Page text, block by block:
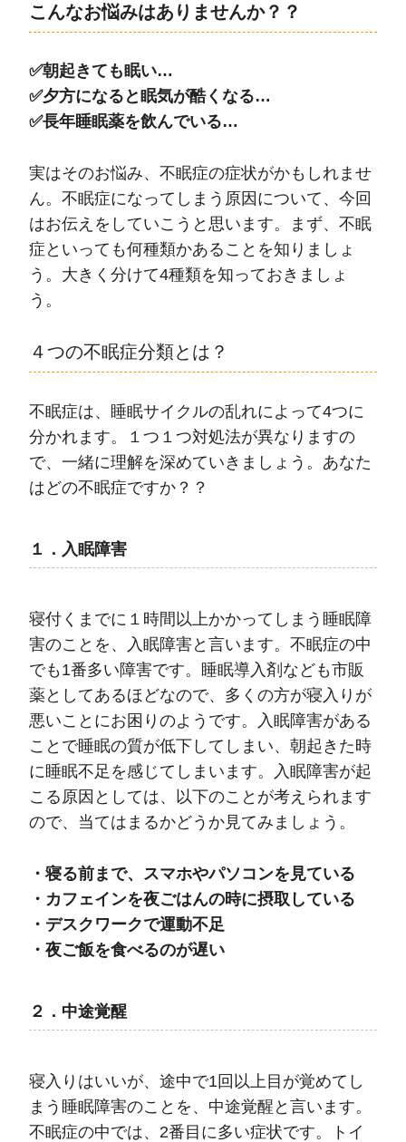
こんなお悩みはありませんか？？
✅朝起きても眠い…
✅夕方になると眠気が酷くなる…
✅長年睡眠薬を飲んでいる…
実はそのお悩み、不眠症の症状がかもしれませ
ん。不眠症になってしまう原因について、今回
はお伝えをしていこうと思います。まず、不眠
症といっても何種類かあることを知りましょ
う。大きく分けて4種類を知っておきましょ
う。
４つの不眠症分類とは？
不眠症は、睡眠サイクルの乱れによって4つに
分かれます。１つ１つ対処法が異なりますの
で、一緒に理解を深めていきましょう。あなた
はどの不眠症ですか？？
１．入眠障害
寝付くまでに１時間以上かかってしまう睡眠障
害のことを、入眠障害と言います。不眠症の中
でも1番多い障害です。睡眠導入剤なども市販
薬としてあるほどなので、多くの方が寝入りが
悪いことにお困りのようです。入眠障害がある
ことで睡眠の質が低下してしまい、朝起きた時
に睡眠不足を感じてしまいます。入眠障害が起
こる原因としては、以下のことが考えられます
ので、当てはまるかどうか見てみましょう。
・寝る前まで、スマホやパソコンを見ている
・カフェインを夜ごはんの時に摂取している
・デスクワークで運動不足
・夜ご飯を食べるのが遅い
２．中途覚醒
寝入りはいいが、途中で1回以上目が覚めてし
まう睡眠障害のことを、中途覚醒と言います。
不眠症の中では、2番目に多い症状です。トイ